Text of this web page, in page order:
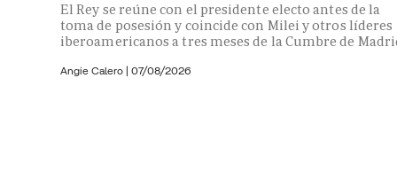
El Rey se reúne con el presidente electo antes de la
toma de posesión y coincide con Milei y otros líderes
iberoamericanos a tres meses de la Cumbre de
Angie Calero | 07/08/2026